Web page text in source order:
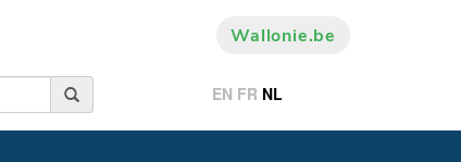
Wallonie.be
EN FR NL